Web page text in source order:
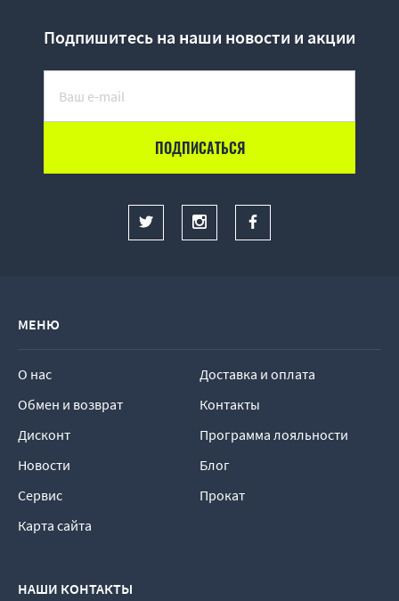
Подпишитесь на наши новости и акции
МЕНЮ
О нас
Доставка и оплата
Обмен и возврат
Контакты
Дисконт
Программа лояльности
Новости
Блог
Сервис
Прокат
Карта сайта
НАШИ КОНТАКТЫ